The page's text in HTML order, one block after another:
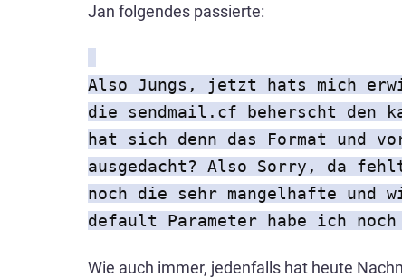
Jan folgendes passierte:
Also Jungs, jetzt hats mich
die sendmail.cf beherscht den
hat sich denn das Format und
ausgedacht? Also Sorry, da
noch die sehr mangelhafte und
default Parameter habe ich
Wie auch immer, jedenfalls hat heute